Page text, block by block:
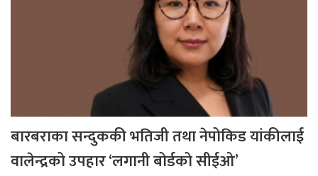
बारबराका सन्दुककी भतिजी तथा नेपोकिड यांकीलाई
वालेन्द्रको उपहार ‘लगानी बोर्डको सीईओ’